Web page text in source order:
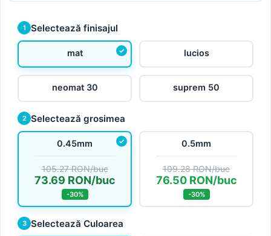
1 Selectează finisajul
mat lucios
neomat 30 suprem 50
2 Selectează grosimea
0.45mm
105.27 RON/buc
73.69 RON/buc
-30%
0.5mm
109.28 RON/buc
76.50 RON/buc
-30%
3 Selectează Culoarea